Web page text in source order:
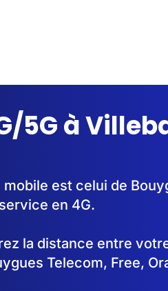
5G à
est celui de
en 4G.
la distance entre
Telecom, Free,